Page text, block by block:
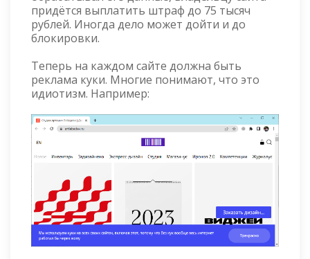
придётся выплатить штраф до 75 тысяч
рублей. Иногда дело может дойти и до
блокировки.
Теперь на каждом сайте должна быть
реклама куки. Многие понимают, что это
идиотизм. Например: